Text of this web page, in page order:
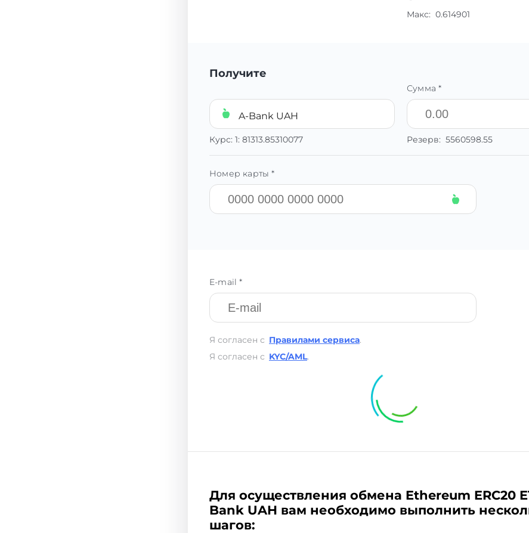
Макс: 0.614901
Получите
A-Bank UAH
Курс: 1: 81313.85310077
Сумма *
Резерв: 5560598.55
Номер карты *
E-mail *
Я согласен с Правилами сервиса.
Я согласен с KYC/AML.
Для осуществления обмена Ethereum ERC20
Bank UAH вам необходимо выполнить
шагов: